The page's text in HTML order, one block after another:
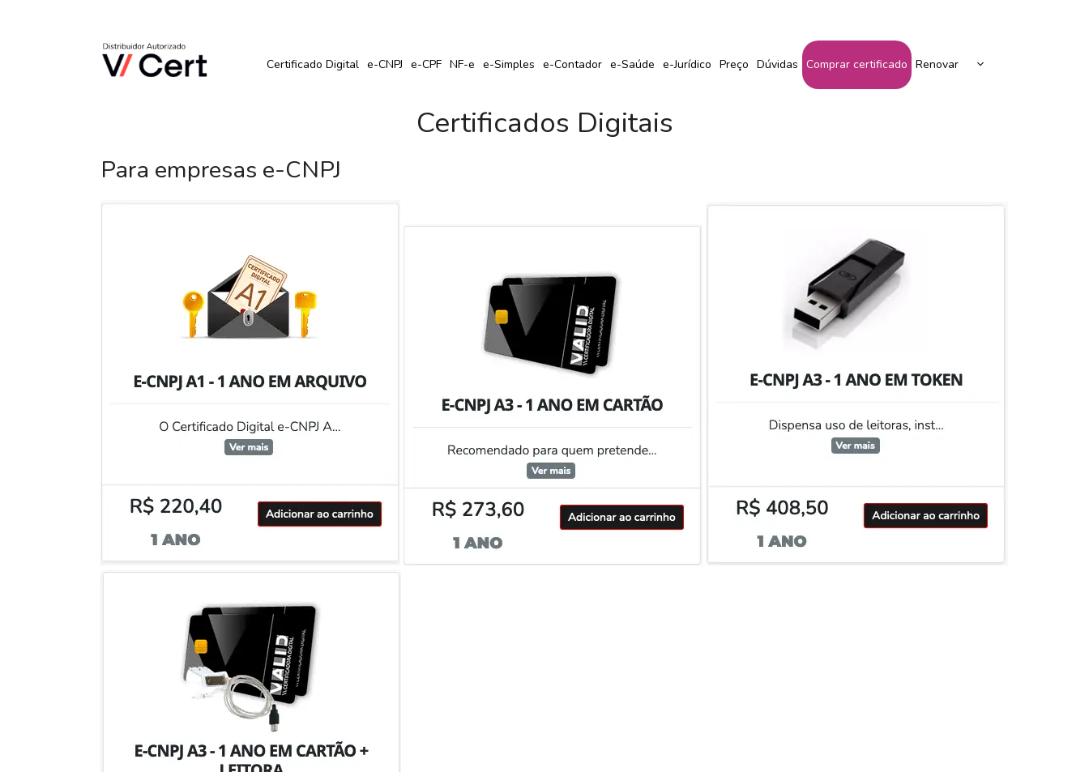
Certificado Digital e-CNPJ e-CPF NF-e e-Simples e-Contador e-Saúde e-Jurídico Preço Dúvidas Comprar certificado Renovar
Certificados Digitais
Para empresas e-CNPJ